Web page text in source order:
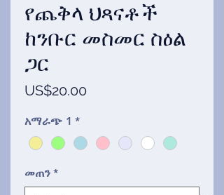
የጨቅላ ህጻናቶች
ከንቡር መስመር ስዕል
ጋር
US$20.00Price
አማራጭ 1 *
መጠን *